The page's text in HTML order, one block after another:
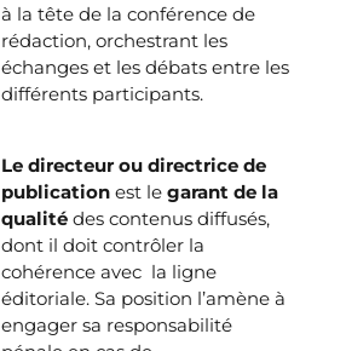
à la tête de la conférence de
rédaction, orchestrant les
échanges et les débats entre les
différents participants.
Le directeur ou directrice de
publication est legarant de la
qualitédes contenus diffusés,
dont il doit contrôler la
cohérence avec la ligne
éditoriale. Sa position l’amène à
engager sa responsabilité